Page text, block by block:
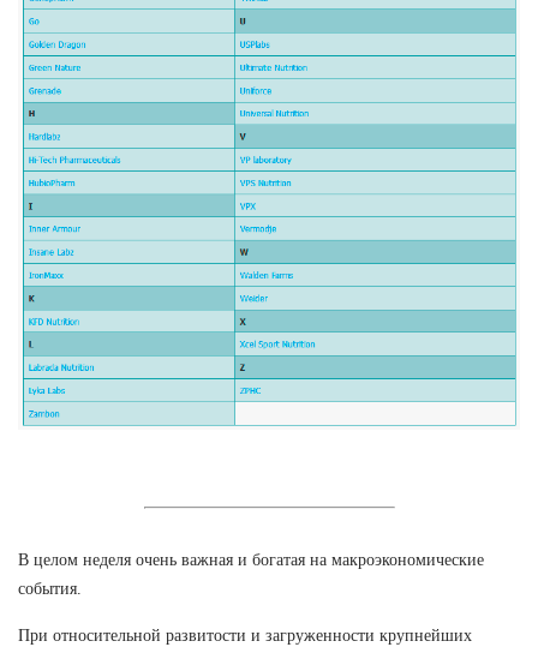
В целом неделя очень важная и богатая на макроэкономические
события.
При относительной развитости и загруженности крупнейших